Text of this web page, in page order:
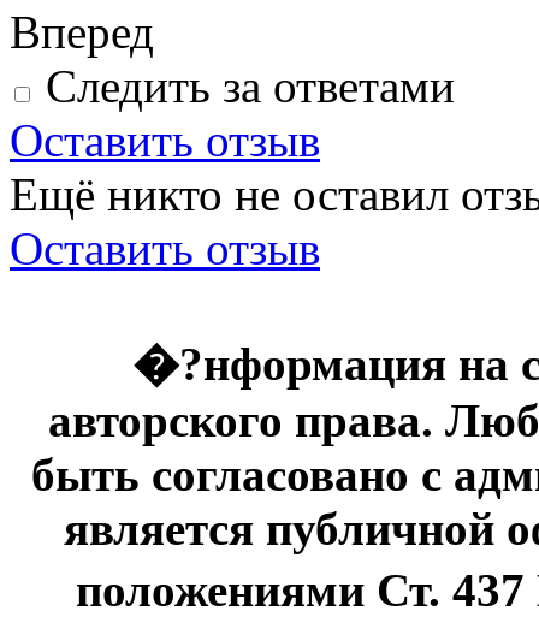
Вперед
Следить за ответами
Оставить отзыв
Ещё никто не оставил
Оставить отзыв
�?нформация на
авторского права.
быть согласовано с
является публичной
положениями Ст.